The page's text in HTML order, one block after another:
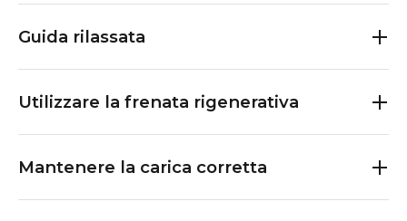
Guida rilassata
Utilizzare la frenata rigenerativa
Mantenere la carica corretta